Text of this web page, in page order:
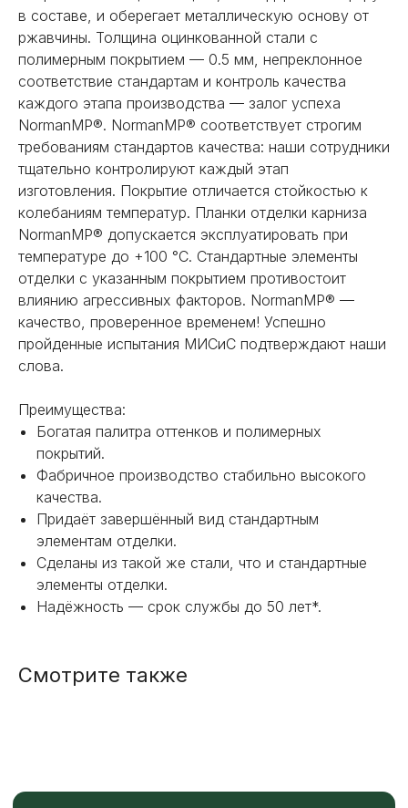
в составе, и оберегает металлическую основу от
ржавчины. Толщина оцинкованной стали с
полимерным покрытием — 0.5 мм, непреклонное
соответствие стандартам и контроль качества
каждого этапа производства — залог успеха
NormanMP®. NormanMP® соответствует строгим
требованиям стандартов качества: наши сотрудники
тщательно контролируют каждый этап
изготовления. Покрытие отличается стойкостью к
колебаниям температур. Планки отделки карниза
NormanMP® допускается эксплуатировать при
температуре до +100 °С. Стандартные элементы
отделки с указанным покрытием противостоит
влиянию агрессивных факторов. NormanMP® —
качество, проверенное временем! Успешно
пройденные испытания МИСиС подтверждают наши
слова.
Преимущества:
Богатая палитра оттенков и полимерных
покрытий.
Фабричное производство стабильно высокого
качества.
Придаёт завершённый вид стандартным
элементам отделки.
Сделаны из такой же стали, что и стандартные
элементы отделки.
Надёжность — срок службы до 50 лет*.
Смотрите также
НЕ НАШЛИ НУЖНОЕ
ИЛИ НУЖНА ПОМОЩЬ
С ВЫБОРОМ?
Или напишите нам напрямую
все вопросы. Свяжитесь по
телефону или заполните форму для
индивидуального подбора.
ОТПРАВИТЬ